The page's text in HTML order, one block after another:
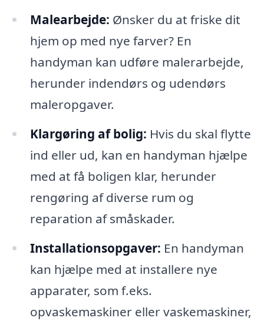
Malearbejde: Ønsker du at friske dit
hjem op med nye farver? En
handyman kan udføre malerarbejde,
herunder indendørs og udendørs
maleropgaver.
Klargøring af bolig: Hvis du skal flytte
ind eller ud, kan en handyman hjælpe
med at få boligen klar, herunder
rengøring af diverse rum og
reparation af småskader.
Installationsopgaver: En handyman
kan hjælpe med at installere nye
apparater, som f.eks.
opvaskemaskiner eller vaskemaskiner,